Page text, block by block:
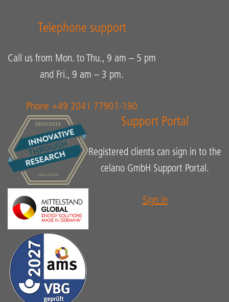
Telephone support
Call us from Mon. to Thu., 9 am – 5 pm
and Fri., 9 am – 3 pm.
Phone +49 2041 77901-190
Support Portal
Registered clients can sign in to the
celano GmbH Support Portal.
Sign in